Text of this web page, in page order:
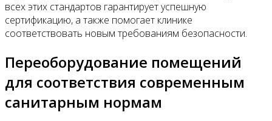
всех этих стандартов гарантирует успешную
сертификацию, а также помогает клинике
соответствовать новым требованиям безопасности.
Переоборудование помещений
для соответствия современным
санитарным нормам